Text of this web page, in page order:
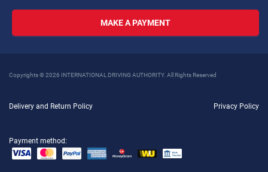
MAKE A PAYMENT
Copyrights © 2026 INTERNATIONAL DRIVING AUTHORITY. All Rights Reserved
Delivery and Return Policy Privacy Policy
Payment method: